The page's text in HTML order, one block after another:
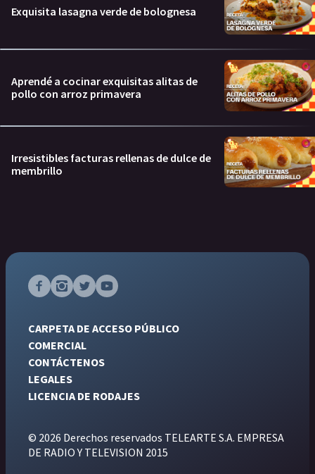
Exquisita lasagna verde de bolognesa
Aprendé a cocinar exquisitas alitas de
pollo con arroz primavera
Irresistibles facturas rellenas de dulce de
membrillo
CARPETA DE ACCESO PÚBLICO
COMERCIAL
CONTÁCTENOS
LEGALES
LICENCIA DE RODAJES
© 2026 Derechos reservados TELEARTE S.A. EMPRESA
DE RADIO Y TELEVISION 2015